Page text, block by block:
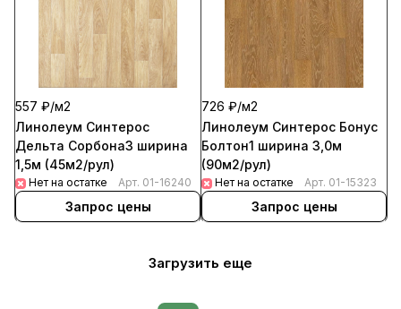
557 ₽/м2
Линолеум Синтерос
Дельта Сорбона3 ширина
1,5м (45м2/рул)
Нет на остатке Арт. 01-16240
Запрос цены
726 ₽/м2
Линолеум Синтерос Бонус
Болтон1 ширина 3,0м
(90м2/рул)
Нет на остатке Арт. 01-15323
Запрос цены
Загрузить еще